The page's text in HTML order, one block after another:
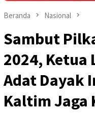
Beranda Nasional
Sambut
2024, Ketua
Adat Dayak
Kaltim Jaga